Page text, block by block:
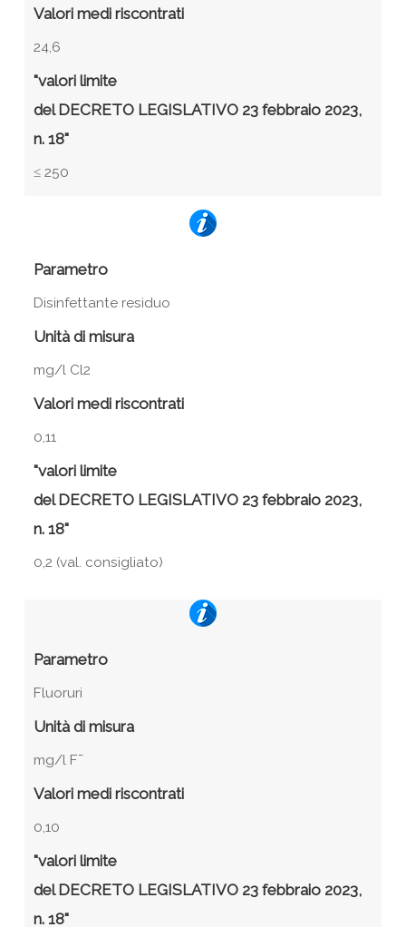
Valori medi riscontrati
24,6
"valori limite
del DECRETO LEGISLATIVO 23 febbraio 2023,
n. 18"
≤ 250
Parametro
Disinfettante residuo
Unità di misura
mg/l Cl2
Valori medi riscontrati
0,11
"valori limite
del DECRETO LEGISLATIVO 23 febbraio 2023,
n. 18"
0,2 (val. consigliato)
Parametro
Fluoruri
Unità di misura
mg/l F¯
Valori medi riscontrati
0,10
"valori limite
del DECRETO LEGISLATIVO 23 febbraio 2023,
n. 18"